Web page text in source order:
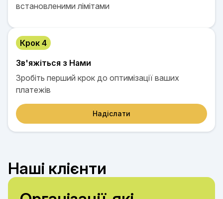
встановленими лімітами
Крок 4
Зв'яжіться з Нами
Зробіть перший крок до оптимізації ваших
платежів
Надіслати
Наші клієнти